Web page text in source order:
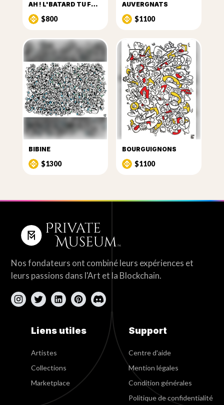
AH ! L'BATARD TU FUMES
$800
AUVERGNATS
$1100
BIBINE
$1300
BOURGUIGNONS
$1100
Nos fondateurs ont combiné leurs expériences et
leurs passions dans l'Art et la Blockchain.
Liens utiles
Artistes
Collections
Marketplace
Support
Centre d'aide
Mention légales
Condition générales
Politique de confidentialité